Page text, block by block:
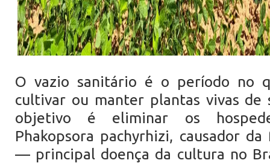
O vazio sanitário é o período no
cultivar ou manter plantas vivas de
objetivo é eliminar os
Phakopsora pachyrhizi, causador
— principal doença da cultura no